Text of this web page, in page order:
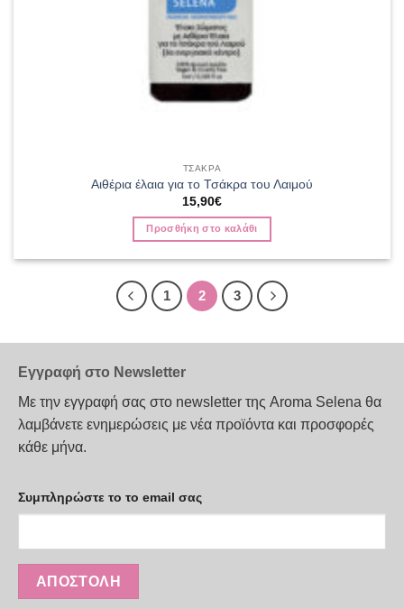
ΤΣΑΚΡΑ
Αιθέρια έλαια για το Τσάκρα του Λαιμού
15,90€
Προσθήκη στο καλάθι
1 2 3
Εγγραφή στο Newsletter
Με την εγγραφή σας στο newsletter της Aroma Selena θα
λαμβάνετε ενημερώσεις με νέα προϊόντα και προσφορές
κάθε μήνα.
Συμπληρώστε το το email σας